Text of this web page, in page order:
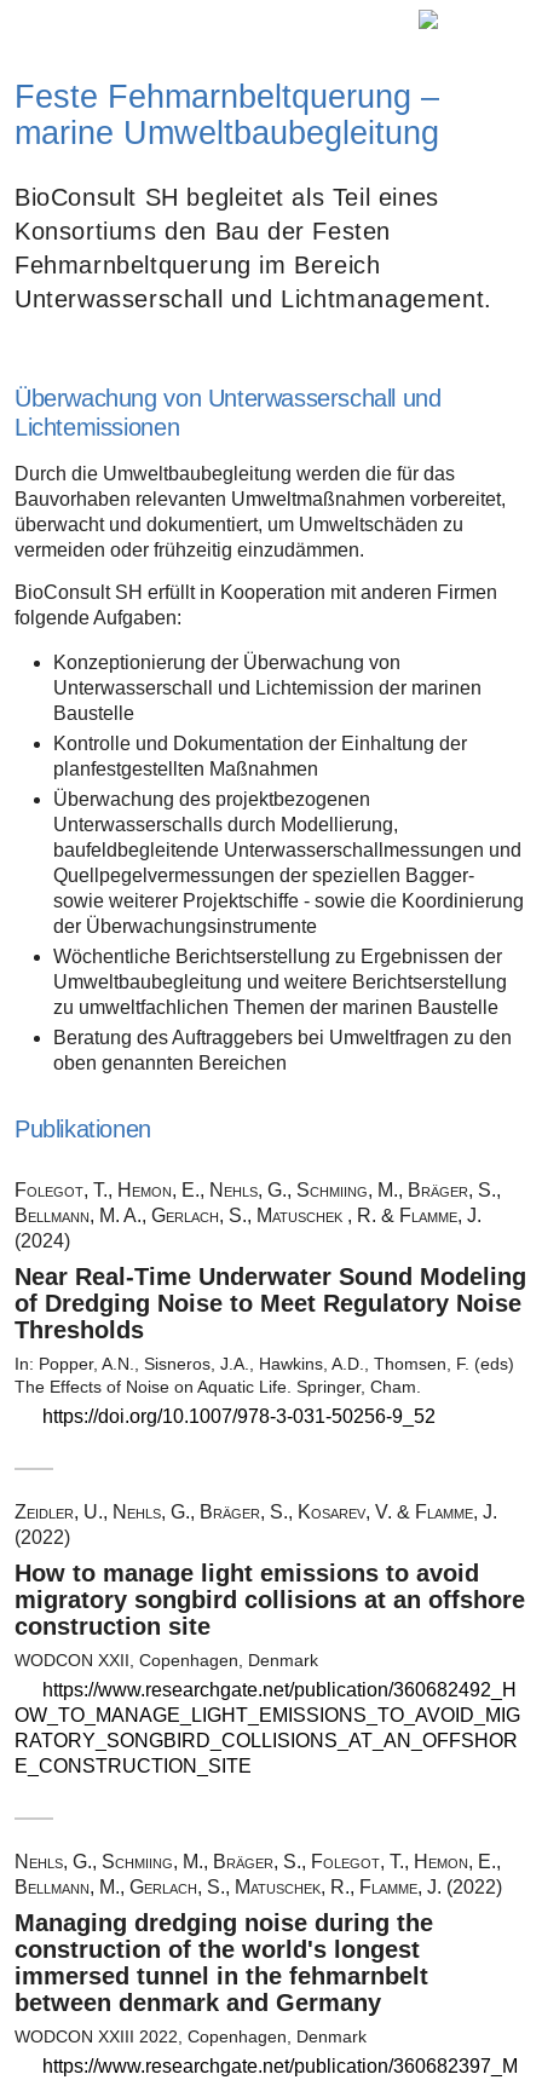
Feste Fehmarnbeltquerung –
marine Umweltbaubegleitung
BioConsult SH begleitet als Teil eines
Konsortiums den Bau der Festen
Fehmarnbeltquerung im Bereich
Unterwasserschall und Lichtmanagement.
Überwachung von Unterwasserschall und
Lichtemissionen
Durch die Umweltbaubegleitung werden die für das
Bauvorhaben relevanten Umweltmaßnahmen vorbereitet,
überwacht und dokumentiert, um Umweltschäden zu
vermeiden oder frühzeitig einzudämmen.
BioConsult SH erfüllt in Kooperation mit anderen Firmen
folgende Aufgaben:
Konzeptionierung der Überwachung von
Unterwasserschall und Lichtemission der marinen
Baustelle
Kontrolle und Dokumentation der Einhaltung der
planfestgestellten Maßnahmen
Überwachung des projektbezogenen
Unterwasserschalls durch Modellierung,
baufeldbegleitende Unterwasserschallmessungen und
Quellpegelvermessungen der speziellen Bagger-
sowie weiterer Projektschiffe - sowie die Koordinierung
der Überwachungsinstrumente
Wöchentliche Berichtserstellung zu Ergebnissen der
Umweltbaubegleitung und weitere Berichtserstellung
zu umweltfachlichen Themen der marinen Baustelle
Beratung des Auftraggebers bei Umweltfragen zu den
oben genannten Bereichen
Publikationen
Folegot, T., Hemon, E., Nehls, G., Schmiing, M., Bräger, S.,
Bellmann, M. A., Gerlach, S., Matuschek , R. & Flamme, J.
(2024)
Near Real-Time Underwater Sound Modeling
of Dredging Noise to Meet Regulatory Noise
Thresholds
In: Popper, A.N., Sisneros, J.A., Hawkins, A.D., Thomsen, F. (eds)
The Effects of Noise on Aquatic Life. Springer, Cham.
https://doi.org/10.1007/978-3-031-50256-9_52
Zeidler, U., Nehls, G., Bräger, S., Kosarev, V. & Flamme, J.
(2022)
How to manage light emissions to avoid
migratory songbird collisions at an offshore
construction site
WODCON XXII, Copenhagen, Denmark
https://www.researchgate.net/publication/360682492_H
OW_TO_MANAGE_LIGHT_EMISSIONS_TO_AVOID_MIG
RATORY_SONGBIRD_COLLISIONS_AT_AN_OFFSHOR
E_CONSTRUCTION_SITE
Nehls, G., Schmiing, M., Bräger, S., Folegot, T., Hemon, E.,
Bellmann, M., Gerlach, S., Matuschek, R., Flamme, J. (2022)
Managing dredging noise during the
construction of the world's longest
immersed tunnel in the fehmarnbelt
between denmark and Germany
WODCON XXIII 2022, Copenhagen, Denmark
https://www.researchgate.net/publication/360682397_M